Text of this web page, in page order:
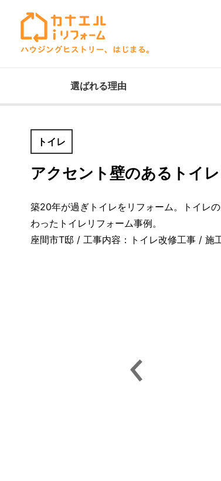
選ばれる理由
トイレ
アクセント壁のあるトイ
築20年が過ぎトイレをリフォーム。トイレ
わったトイレリフォーム事例。
座間市T邸 / 工事内容：トイレ改修工事 / 施